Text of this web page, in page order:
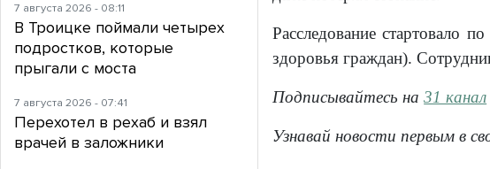
Расследование стартовало
здоровья граждан).
Подписывайтесь на31 канал
Узнавай новости первым в
7 августа 2026 - 08:11
В Троицке поймали четырех
подростков, которые
прыгали с моста
7 августа 2026 - 07:41
Перехотел в рехаб и взял
врачей в заложники